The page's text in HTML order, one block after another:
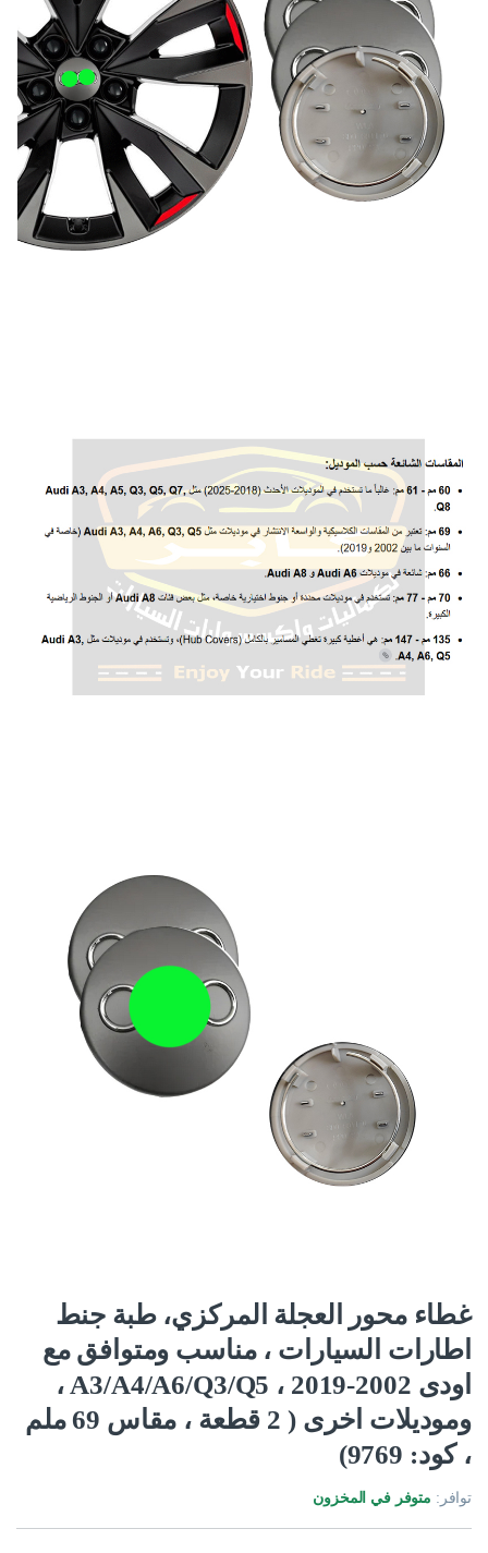
غطاء محور العجلة المركزي، طبة جنط
اطارات السيارات ، مناسب ومتوافق مع
اودى 2002-2019 ، A3/A4/A6/Q3/Q5 ،
وموديلات اخرى ( 2 قطعة ، مقاس 69 ملم
، كود: 9769)
توافر: متوفر في المخزون